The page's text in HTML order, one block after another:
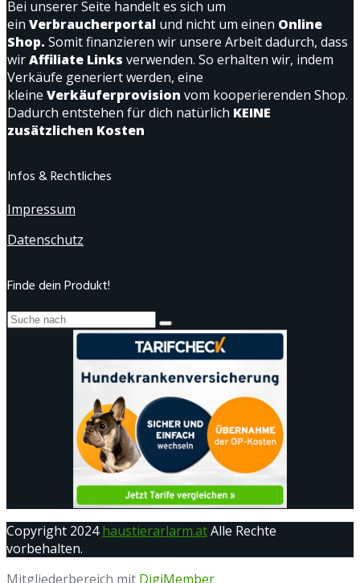
Bei unserer Seite handelt es sich um
ein Verbraucherportal und nicht um einen Online
Shop. Somit finanzieren wir unsere Arbeit dadurch, dass
wirAffiliate Links verwenden. So erhalten wir, indem
Verkäufe generiert werden, eine
kleine Verkäuferprovision vom kooperierenden Shop.
Dadurch entstehen für dich natürlich KEINE
zusätzlichen Kosten
Infos & Rechtliches
Impressum
Datenschutz
Finde dein Produkt!
Copyright 2024haustierarlarm.atAlle Rechte
vorbehalten.
Mitgliederbereich mit DigiMember